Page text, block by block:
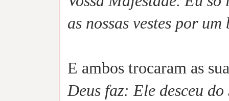
as nossas vestes por
E ambos trocaram as
Deus faz: Ele desceu